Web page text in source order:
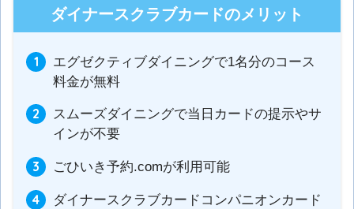
ダイナースクラブカードのメリット
エグゼクティブダイニングで1名分のコース
料金が無料
スムーズダイニングで当日カードの提示やサ
インが不要
ごひいき予約.comが利用可能
ダイナースクラブカードコンパニオンカード